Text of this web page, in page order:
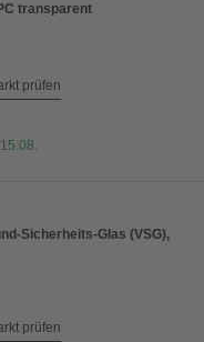
transparent
prüfen
Sicherheits-Glas (VSG),
prüfen